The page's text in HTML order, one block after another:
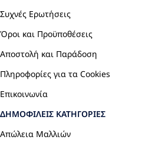
Συχνές Ερωτήσεις
Όροι και Προϋποθέσεις
Αποστολή και Παράδοση
Πληροφορίες για τα Cookies
Επικοινωνία
ΔΗΜΟΦΙΛΕΊΣ ΚΑΤΗΓΟΡΊΕΣ
Απώλεια Μαλλιών